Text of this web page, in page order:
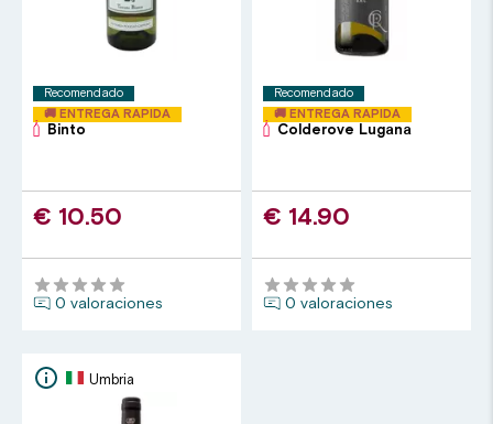
Recomendado
🚚 ENTREGA RAPIDA
Binto
€ 10.50
0 valoraciones
Recomendado
🚚 ENTREGA RAPIDA
Colderove Lugana
€ 14.90
0 valoraciones
Umbria